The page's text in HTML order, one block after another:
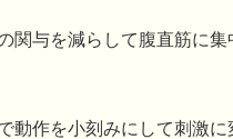
関与を減らして腹直筋に
動作を小刻みにして刺激に